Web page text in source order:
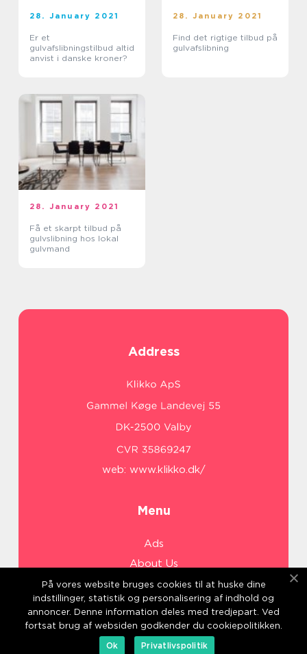
28. January 2021
Er et
gulvafslibningstilbud altid
anvist i danske kroner?
28. January 2021
Find det rigtige tilbud på
gulvafslibning
28. January 2021
Få et skarpt tilbud på
gulvslibning hos lokal
gulvmand
Address
web: www.klikko.dk/
Menu
Ads
About Us
Cookies
Contact
Sitemap
På vores website bruges cookies til at huske dine
indstillinger, statistik og personalisering af indhold og
annoncer. Denne information deles med tredjepart. Ved
fortsat brug af websiden godkender du cookiepolitikken.
Ok
Privatlivspolitik